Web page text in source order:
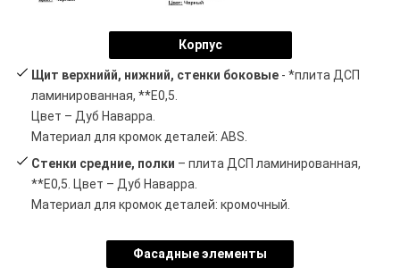
Корпус
Щит верхнийй, нижний, стенки боковые - *плита ДСП
ламинированная, **Е0,5.
Цвет – Дуб Наварра.
Материал для кромок деталей: ABS.
Стенки средние, полки – плита ДСП ламинированная,
**E0,5. Цвет – Дуб Наварра.
Материал для кромок деталей: кромочный.
Фасадные элементы